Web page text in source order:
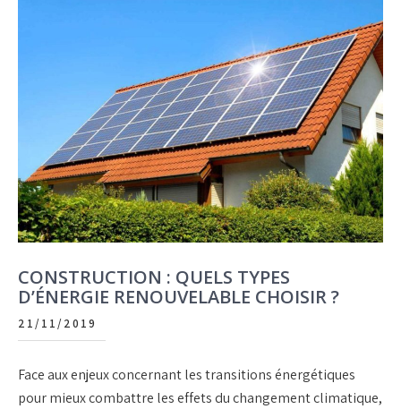
CONSTRUCTION : QUELS TYPES
D’ÉNERGIE RENOUVELABLE CHOISIR ?
21/11/2019
Face aux enjeux concernant les transitions énergétiques
pour mieux combattre les effets du changement climatique,